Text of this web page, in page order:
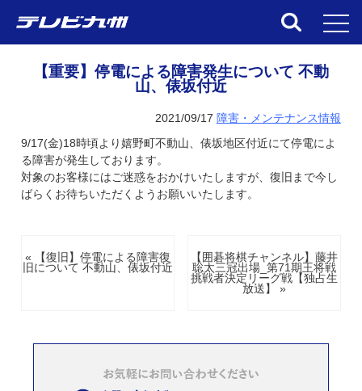
【重要】停電による障害発生について 不動
山、俵坂付近
2021/09/17 障害・メンテナンス情報
9/17(金)18時頃より嬉野町不動山、俵坂地区付近にて停電によ
る障害が発生しております。
対象のお客様にはご迷惑をおかけいたしますが、復旧まで今し
ばらくお待ちいただくようお願いいたします。
« 【復旧】停電による障害復
旧について 不動山、俵坂付近
【囲碁将棋チャンネル】藤井
聡太三冠出場_第71期王将戦
挑戦者決定リーグ戦【独占生
放送】 »